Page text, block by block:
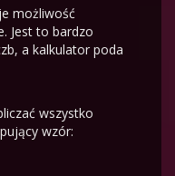
możliwość
Jest to bardzo
a kalkulator poda
wszystko
wzór: